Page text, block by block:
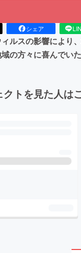
シェア
ルスの影響により
の方々に喜んでい
クトを見た人は